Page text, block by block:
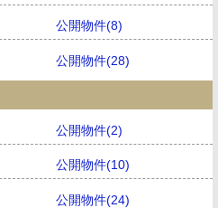
公開物件(8)
公開物件(28)
公開物件(2)
公開物件(10)
公開物件(24)